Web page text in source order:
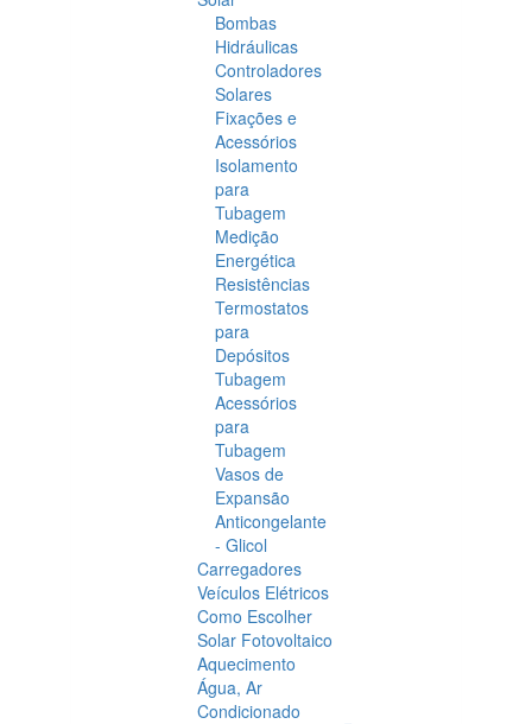
Bombas
Hidráulicas
Controladores
Solares
Fixações e
Acessórios
Isolamento
para
Tubagem
Medição
Energética
Resistências
Termostatos
para
Depósitos
Tubagem
Acessórios
para
Tubagem
Vasos de
Expansão
Anticongelante
- Glicol
Carregadores
Veículos Elétricos
Como Escolher
Solar Fotovoltaico
Aquecimento
Água, Ar
Condicionado